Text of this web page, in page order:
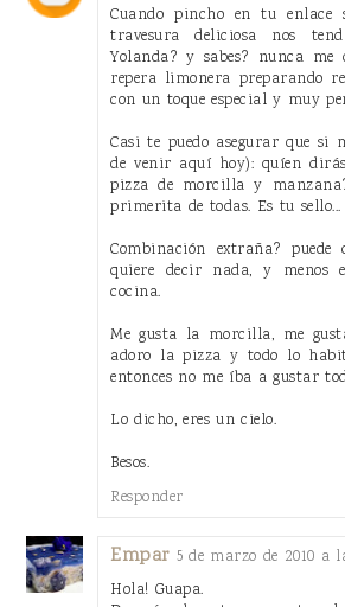
Cuando pincho en tu enlace
travesura deliciosa nos
Yolanda? y sabes? nunca me
repera limonera preparando
con un toque especial y muy
Casi te puedo asegurar que si
de venir aquí hoy): quíen
pizza de morcilla y
primerita de todas. Es tu sello...
Combinación extraña?
quiere decir nada, y menos
cocina.
Me gusta la morcilla, me
adoro la pizza y todo lo
entonces no me íba a gustar
Lo dicho, eres un cielo.
Besos.
Responder
Empar 5 de marzo de 2010 a
Hola! Guapa.